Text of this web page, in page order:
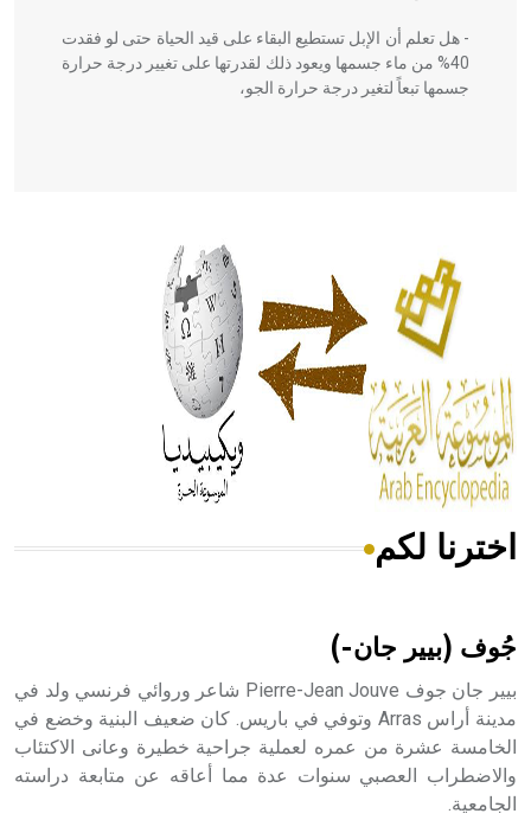
- هل تعلم أن الإبل تستطيع البقاء على قيد الحياة حتى لو فقدت
40% من ماء جسمها ويعود ذلك لقدرتها على تغيير درجة حرارة
جسمها تبعاً لتغير درجة حرارة الجو،
الحكم، الأدلة، تنظيم التغذية، ورسالته في جروح الرأس. ويعود
له الفضل بأنه حرر الطب من الدين والفلسفة.
- هل تعلم أن المرجان إفراز حيواني يتكون في البحر ويتركب
من مادة كربونات الكلسيوم، وهو أحمر أو شديد الحمرة وهو
أجود أنواعه، ويمتاز بكبر الحجم ويسمى الش
هل تعلم أن الأبسيد كلمة فرنسية اللفظ تم اعتمادها مصطلحاً
- هل تعلم أن أبجر Abgar اسم معروف جيداً يعود إلى عدد من
الملوك الذين حكموا مدينة إديسا (الرها) من أبجر الأول وحتى
التاسع، وهم ينتسبون إلى أسرة أوسروين
اخترنا لكم
جُوف (بيير جان-)
بيير جان جوف Pierre-Jean Jouve شاعر وروائي فرنسي ولد في
مدينة أراس Arras وتوفي في باريس. كان ضعيف البنية وخضع في
الخامسة عشرة من عمره لعملية جراحية خطيرة وعانى الاكتئاب
والاضطراب العصبي سنوات عدة مما أعاقه عن متابعة دراسته
الجامعية.